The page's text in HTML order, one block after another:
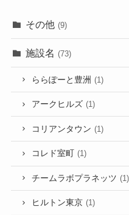
その他 (9)
施設名 (73)
ららぽーと豊洲 (1)
アークヒルズ (1)
コリアンタウン (1)
コレド室町 (1)
チームラボプラネッツ (1)
ヒルトン東京 (1)